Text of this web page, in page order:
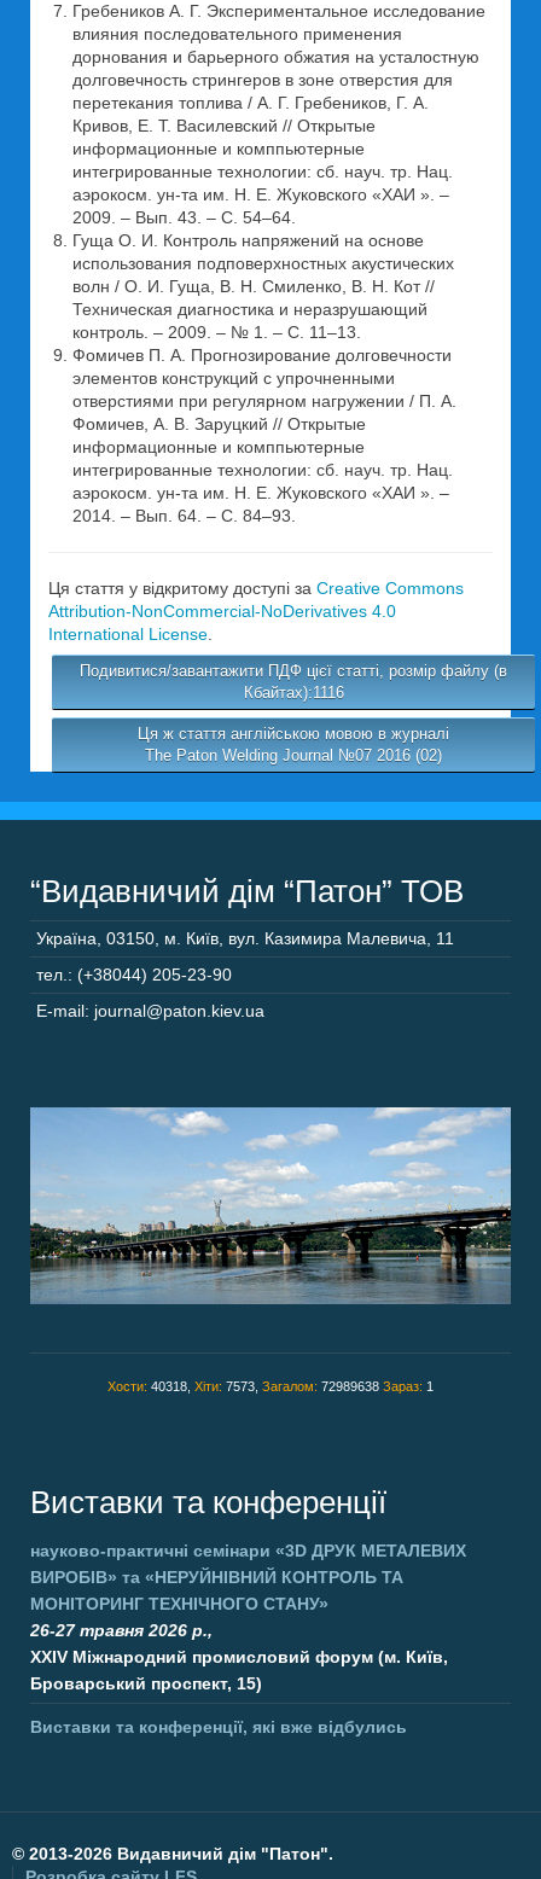
Гребеников А. Г. Экспериментальное исследование
влияния последовательного применения
дорнования и барьерного обжатия на усталостную
долговечность стрингеров в зоне отверстия для
перетекания топлива / А. Г. Гребеников, Г. А.
Кривов, Е. Т. Василевский // Открытые
информационные и комппьютерные
интегрированные технологии: сб. науч. тр. Нац.
аэрокосм. ун-та им. Н. Е. Жуковского «ХАИ ». –
2009. – Вып. 43. – С. 54–64.
Гуща О. И. Контроль напряжений на основе
использования подповерхностных акустических
волн / О. И. Гуща, В. Н. Смиленко, В. Н. Кот //
Техническая диагностика и неразрушающий
контроль. – 2009. – № 1. – С. 11–13.
Фомичев П. А. Прогнозирование долговечности
элементов конструкций с упрочненными
отверстиями при регулярном нагружении / П. А.
Фомичев, А. В. Заруцкий // Открытые
информационные и комппьютерные
интегрированные технологии: сб. науч. тр. Нац.
аэрокосм. ун-та им. Н. Е. Жуковского «ХАИ ». –
2014. – Вып. 64. – С. 84–93.
Ця стаття у відкритому доступі за Creative Commons
Attribution-NonCommercial-NoDerivatives 4.0
International License.
Подивитися/завантажити ПДФ цієї статті, розмір файлу (в
Кбайтах):1116
Ця ж стаття англійською мовою в журналі
The Paton Welding Journal №07 2016 (02)
“Видавничий дім “Патон” ТОВ
Україна, 03150, м. Київ, вул. Казимира Малевича, 11
тел.: (+38044) 205-23-90
E-mail: journal@paton.kiev.ua
Хости: 40318, Хіти: 7573, Загалом: 72989638 Зараз: 1
Виставки та конференції
науково-практичні семінари «3D ДРУК МЕТАЛЕВИХ
ВИРОБІВ» та «НЕРУЙНІВНИЙ КОНТРОЛЬ ТА
МОНІТОРИНГ ТЕХНІЧНОГО СТАНУ»
26-27 травня 2026 р.,
XXIV Міжнародний промисловий форум (м. Київ,
Броварський проспект, 15)
Виставки та конференції, які вже відбулись
© 2013-2026 Видавничий дім "Патон".